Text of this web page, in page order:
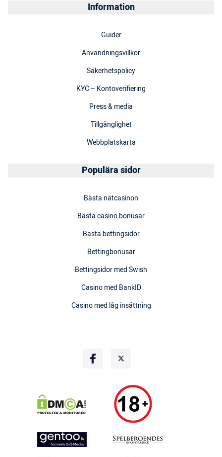
Information
Guider
Användningsvillkor
Säkerhetspolicy
KYC – Kontoverifiering
Press & media
Tillgänglighet
Webbplatskarta
Populära sidor
Bästa nätcasinon
Bästa casino bonusar
Bästa bettingsidor
Bettingbonusar
Bettingsidor med Swish
Casino med BankID
Casino med låg insättning